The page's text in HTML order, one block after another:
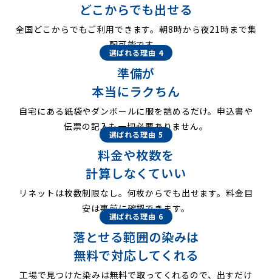
どこからでも出せる
全国どこからでもご利用できます。朝8時から夜21時まで集
配可能です。
選ばれる理由 4
準備が
本当にラクちん
自宅にある紙袋やダンボールに服を詰めるだけ。申込書や
伝票の記入も一切必要ありません。
選ばれる理由 5
料金や枚数を
計算しなくていい
リネットは枚数制限なし。何枚からでも出せます。料金目
安は事前に確認できます。
選ばれる理由 6
落とせる範囲の染みは
無料で対応してくれる
工場で見つけた染みは無料で取ってくれるので、出すだけ